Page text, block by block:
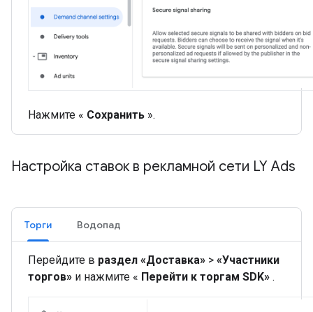
Нажмите « Сохранить ».
Настройка ставок в рекламной сети LY Ads
Торги Водопад
Перейдите в раздел «Доставка» > «Участники
торгов» и нажмите « Перейти к торгам SDK» .